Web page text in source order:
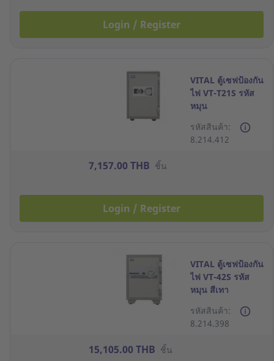
Login / Register
VITAL ตู้เซฟป้องกัน
ไฟ VT-T21S รหัส
หมุน
รหัสสินค้า:
8.214.412
7,157.00 THB ชิ้น
Login / Register
VITAL ตู้เซฟป้องกัน
ไฟ VT-42S รหัส
หมุน สีเทา
รหัสสินค้า:
8.214.398
15,105.00 THB ชิ้น